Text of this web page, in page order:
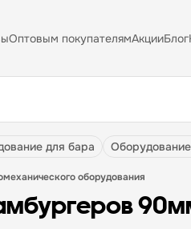
Оптовым покупателямАкцииБлог
для бара
оборудования